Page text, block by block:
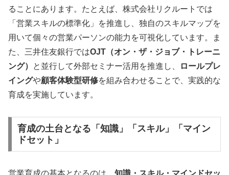
ることにあります。たとえば、株式会社リクルートでは
「営業スキルの標準化」を推進し、独自のスキルマップを
用いて個々の営業パーソンの能力を可視化しています。ま
た、三井住友銀行ではOJT（オン・ザ・ジョブ・トレーニ
ング）
と並行して外部セミナー活用を推進し、
ロールプレ
イングや顧客体験型研修を組み合わせることで、実践的な
育成を実施しています。
育成の土台となる「知識」「スキル」「マイン
ドセット」
営業育成の基本となるのは、 知識・スキル・マインドセッ